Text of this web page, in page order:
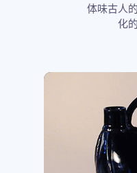
体味古人
化